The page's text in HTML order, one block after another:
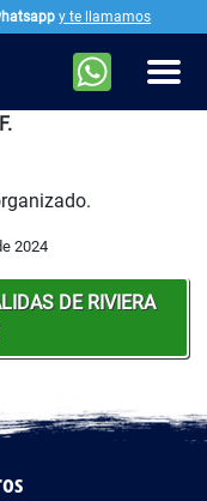
2024
DE RIVIERA
y te llamamos